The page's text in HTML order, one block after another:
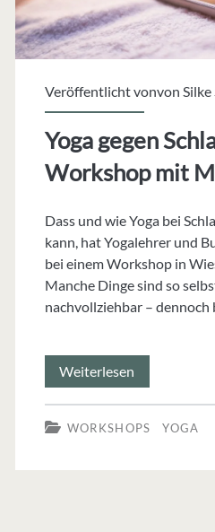
Veröffentlicht vonvon Silke
Yoga gegen
Workshop mit
Dass und wie Yoga bei
kann, hat Yogalehrer und
bei einem Workshop in
Manche Dinge sind so
nachvollziehbar –
Weiterlesen
gegen
WORKSHOPS YOGA